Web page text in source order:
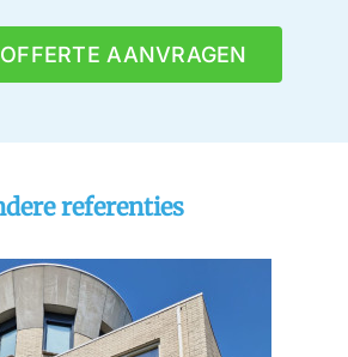
AANVRAGEN
referenties